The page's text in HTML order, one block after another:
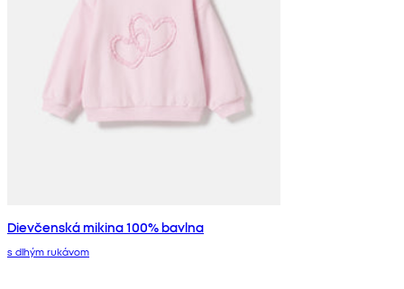
Dievčenská mikina 100% bavlna
s dlhým rukávom